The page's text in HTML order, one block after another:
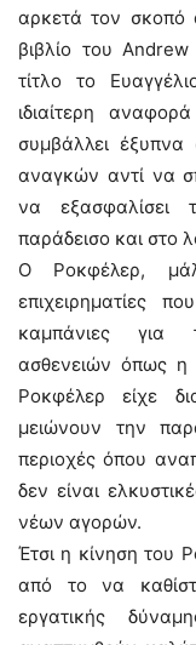
αρκετά τον σκοπό
βιβλίο του
τίτλο το
ιδιαίτερη
συμβάλλει έξυπνα
αναγκών αντί να
να εξασφαλίσει
παράδεισο και στο
Ο Ροκφέλερ,
επιχειρηματίες
καμπάνιες για
ασθενειών όπως η
Ροκφέλερ είχε
μειώνουν την
περιοχές όπου
δεν είναι
νέων αγορών.
Έτσι η κίνηση του
από το να
εργατικής